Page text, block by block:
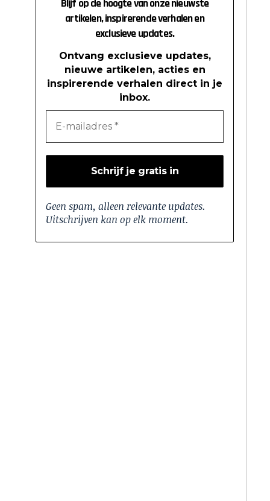
Blijf op de hoogte van onze nieuwste
artikelen, inspirerende verhalen en
exclusieve updates.
Ontvang exclusieve updates,
nieuwe artikelen, acties en
inspirerende verhalen direct in je
inbox.
Geen spam, alleen relevante updates.
Uitschrijven kan op elk moment.